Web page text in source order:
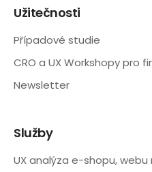
Užitečnosti
Případové studie
CRO a UX Workshopy pro
Newsletter
Služby
UX analýza e-shopu,